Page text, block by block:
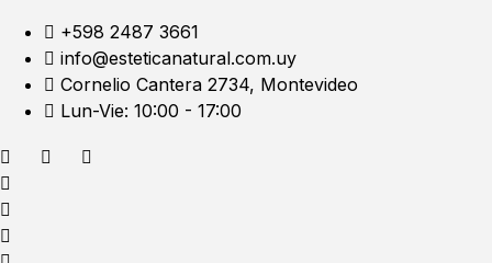
+598 2487 3661
info@esteticanatural.com.uy
Cornelio Cantera 2734, Montevideo
Lun-Vie: 10:00 - 17:00